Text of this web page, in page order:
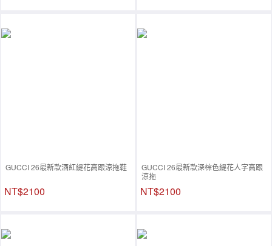
GUCCI 26最新款酒紅緹花高跟涼拖鞋
NT$2100
GUCCI 26最新款深棕色緹花人字高跟
涼拖
NT$2100